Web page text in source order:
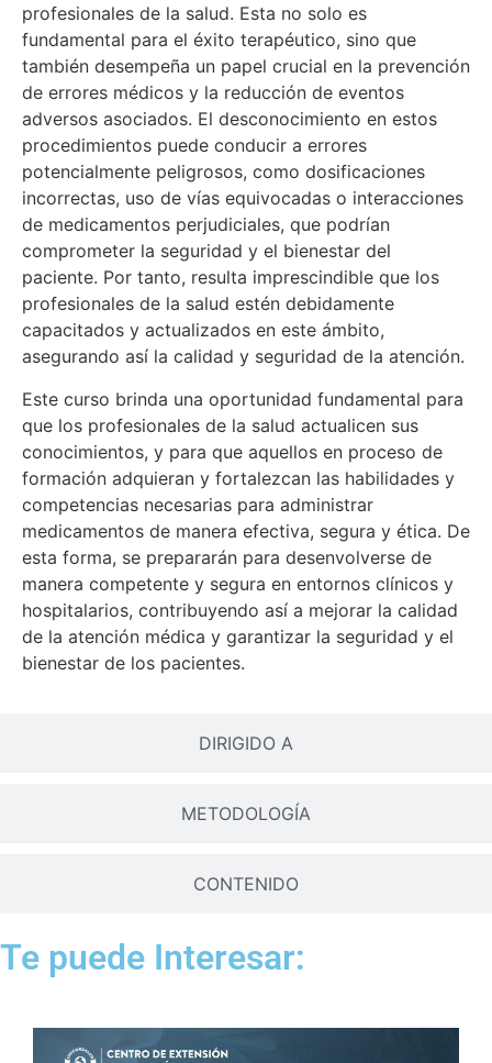
DIRIGIDO A
METODOLOGÍA
CONTENIDO
profesionales de la salud. Esta no solo es
fundamental para el éxito terapéutico, sino que
también desempeña un papel crucial en la prevención
de errores médicos y la reducción de eventos
adversos asociados. El desconocimiento en estos
procedimientos puede conducir a errores
potencialmente peligrosos, como dosificaciones
incorrectas, uso de vías equivocadas o interacciones
de medicamentos perjudiciales, que podrían
comprometer la seguridad y el bienestar del
paciente. Por tanto, resulta imprescindible que los
profesionales de la salud estén debidamente
capacitados y actualizados en este ámbito,
asegurando así la calidad y seguridad de la atención.
Este curso brinda una oportunidad fundamental para
que los profesionales de la salud actualicen sus
conocimientos, y para que aquellos en proceso de
formación adquieran y fortalezcan las habilidades y
competencias necesarias para administrar
medicamentos de manera efectiva, segura y ética. De
esta forma, se prepararán para desenvolverse de
manera competente y segura en entornos clínicos y
hospitalarios, contribuyendo así a mejorar la calidad
de la atención médica y garantizar la seguridad y el
bienestar de los pacientes.
Te puede Interesar: